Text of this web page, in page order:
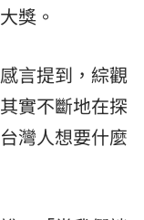
獎。
言提到，綜觀
實不斷地在探
灣人想要什麼